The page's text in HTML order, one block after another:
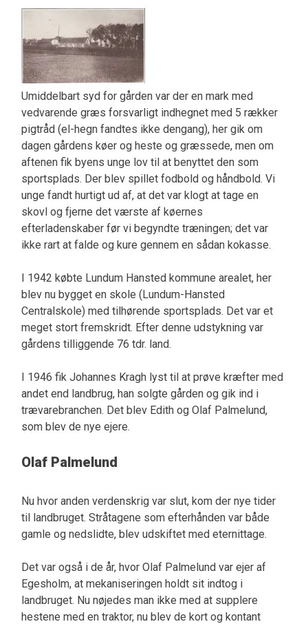
Umiddelbart syd for gården var der en mark med
vedvarende græs forsvarligt indhegnet med 5 rækker
pigtråd (el-hegn fandtes ikke dengang), her gik om
dagen gårdens køer og heste og græssede, men om
aftenen fik byens unge lov til at benyttet den som
sportsplads. Der blev spillet fodbold og håndbold. Vi
unge fandt hurtigt ud af, at det var klogt at tage en
skovl og fjerne det værste af køernes
efterladenskaber før vi begyndte træningen; det var
ikke rart at falde og kure gennem en sådan kokasse.
I 1942 købte Lundum Hansted kommune arealet, her
blev nu bygget en skole (Lundum-Hansted
Centralskole) med tilhørende sportsplads. Det var et
meget stort fremskridt. Efter denne udstykning var
gårdens tilliggende 76 tdr. land.
I 1946 fik Johannes Kragh lyst til at prøve kræfter med
andet end landbrug, han solgte gården og gik ind i
trævarebranchen. Det blev Edith og Olaf Palmelund,
som blev de nye ejere.
Olaf Palmelund
Nu hvor anden verdenskrig var slut, kom der nye tider
til landbruget. Stråtagene som efterhånden var både
gamle og nedslidte, blev udskiftet med eternittage.
Det var også i de år, hvor Olaf Palmelund var ejer af
Egesholm, at mekaniseringen holdt sit indtog i
landbruget. Nu nøjedes man ikke med at supplere
hestene med en traktor, nu blev de kort og kontant